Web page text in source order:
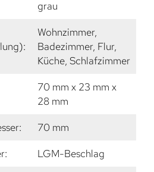
grau
Wohnzimmer,
Badezimmer, Flur,
Küche, Schlafzimmer
70 mm x 23 mm x
28 mm
70 mm
LGM-Beschlag